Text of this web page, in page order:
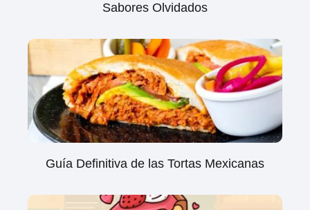
Sabores Olvidados
Guía Definitiva de las Tortas Mexicanas